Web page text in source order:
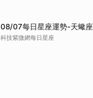
08/07每日星座運勢-天蠍座
科技紫微網每日星座